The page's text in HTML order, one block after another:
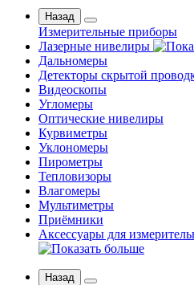
Назад
Измерительные приборы
Лазерные нивелиры
Дальномеры
Детекторы скрытой
Видеоскопы
Угломеры
Оптические нивелиры
Курвиметры
Уклономеры
Пирометры
Тепловизоры
Влагомеры
Мультиметры
Приёмники
Аксессуары для
Назад